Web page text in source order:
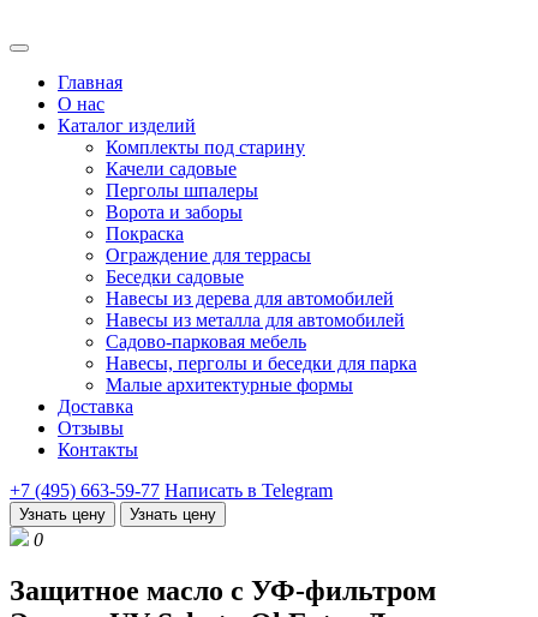
Главная
О нас
Каталог изделий
Комплекты под старину
Качели садовые
Перголы шпалеры
Ворота и заборы
Покраска
Ограждение для террасы
Беседки садовые
Навесы из дерева для автомобилей
Навесы из металла для автомобилей
Садово-парковая мебель
Навесы, перголы и беседки для парка
Малые архитектурные формы
Доставка
Отзывы
Контакты
+7 (495) 663-59-77 Написать в Telegram
Узнать цену Узнать цену
0
Защитное масло с УФ-фильтром